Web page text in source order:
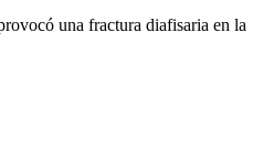
una fractura diafisaria en la